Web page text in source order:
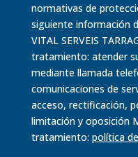
normativas de
siguiente información
VITAL SERVEIS
tratamiento: atender
mediante llamada
comunicaciones de
acceso, rectificación,
limitación y oposición
tratamiento: política de